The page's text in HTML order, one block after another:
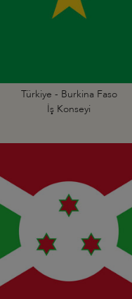
Türkiye - Burkina Faso
İş Konseyi